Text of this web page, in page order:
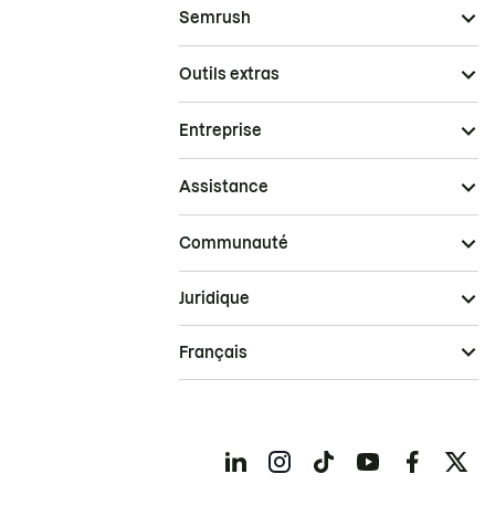
Sri Lanka
Suisse
Surinam
Sénégal
Tadjikistan
Tanzanie
Territoire britannique de l’océan
Indien
Thaïlande
Timor oriental
Tokelau
Tonga
Turkménistan
Turquie
Semrush
Outils extras
Entreprise
Assistance
Communauté
Juridique
Français